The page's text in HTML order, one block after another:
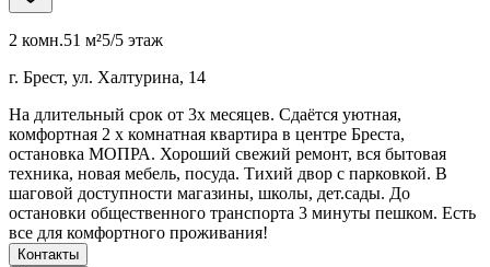
2 комн.51 м²5/5 этаж
г. Брест, ул. Халтурина, 14
На длительный срок от 3х месяцев. Сдаётся уютная,
комфортная 2 х комнатная квартира в центре Бреста,
остановка МОПРА. Хороший свежий ремонт, вся бытовая
техника, новая мебель, посуда. Тихий двор с парковкой. В
шаговой доступности магазины, школы, дет.сады. До
остановки общественного транспорта 3 минуты пешком. Есть
все для комфортного проживания!
Контакты